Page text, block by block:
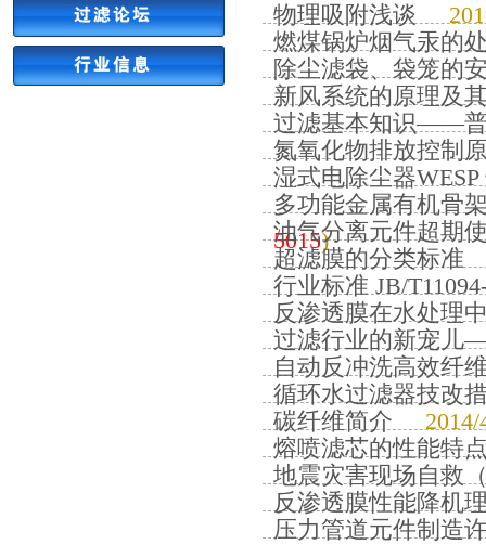
物理吸附浅谈
燃煤锅炉烟气汞的
除尘滤袋、袋笼的
新风系统的原理及
过滤基本知识——
氮氧化物排放控制
湿式电除尘器
多功能金属有机骨
5015)
油气分离元件超期
超滤膜的分类标准
行业标准 JB/
反渗透膜在水处理
过滤行业的新宠儿
自动反冲洗高效纤
循环水过滤器技改
碳纤维简介
熔喷滤芯的性能特
地震灾害现场自救
反渗透膜性能降机
压力管道元件制造